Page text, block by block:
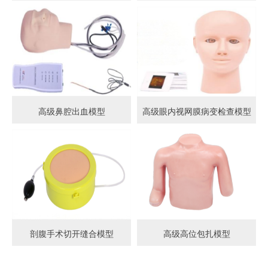
高级鼻腔出血模型 高级眼内视网膜病变检查模型
剖腹手术切开缝合模型 高级高位包扎模型